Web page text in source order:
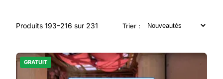
Produits 193–216 sur 231 Trier :
GRATUIT